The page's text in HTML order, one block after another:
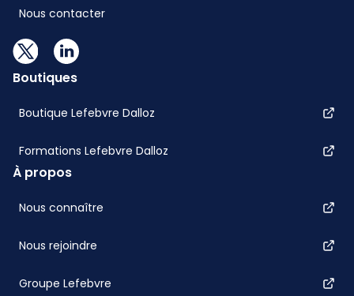
Nous contacter
Boutiques
Boutique Lefebvre Dalloz
Formations Lefebvre Dalloz
À propos
Nous connaître
Nous rejoindre
Groupe Lefebvre